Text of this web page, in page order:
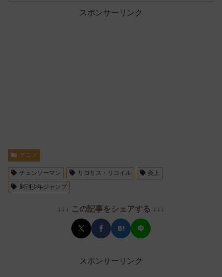
スポンサーリンク
アニメ
チェンソーマン リコリス・リコイル
炎上
週刊少年ジャンプ
↓↓↓ この記事をシェアする ↓↓↓
スポンサーリンク